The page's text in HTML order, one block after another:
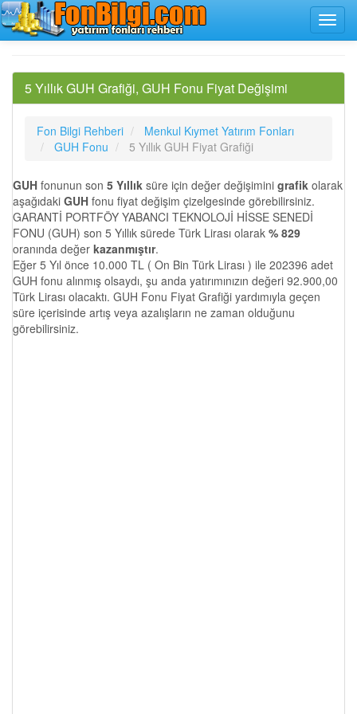
5 Yıllık GUH Grafiği, GUH Fonu Fiyat Değişimi
Fon Bilgi Rehberi
Menkul Kıymet Yatırım Fonları
GUH Fonu
5 Yıllık GUH Fiyat Grafiği
GUH fonunun son 5 Yıllık süre için değer değişimini grafik olarak
aşağıdaki GUH fonu fiyat değişim çizelgesinde görebilirsiniz.
GARANTİ PORTFÖY YABANCI TEKNOLOJİ HİSSE SENEDİ
FONU (GUH) son 5 Yıllık sürede Türk Lirası olarak % 829
oranında değer kazanmıştır.
Eğer 5 Yıl önce 10.000 TL ( On Bin Türk Lirası ) ile 202396 adet
GUH fonu alınmış olsaydı, şu anda yatırımınızın değeri 92.900,00
Türk Lirası olacaktı. GUH Fonu Fiyat Grafiği yardımıyla geçen
süre içerisinde artış veya azalışların ne zaman olduğunu
görebilirsiniz.